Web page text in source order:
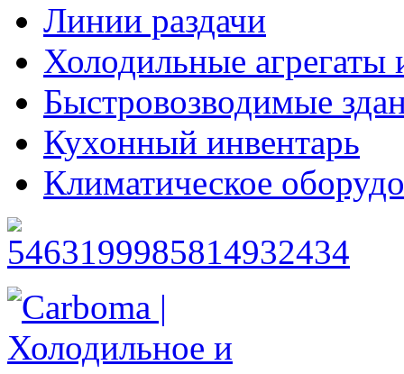
Линии раздачи
Холодильные агрегаты
Быстровозводимые
Кухонный инвентарь
Климатическое